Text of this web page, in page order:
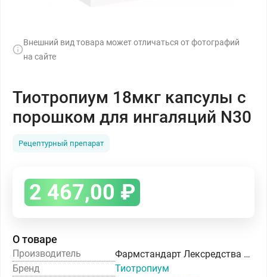
Внешний вид товара может отличаться от фотографий
на сайте
Тиотропиум 18мкг капсулы с
порошком для ингаляций N30
Рецептурный препарат
2 467,00 ₽
О товаре
Производитель
Фармстандарт Лексредства ОАО
Бренд
Тиотропиум